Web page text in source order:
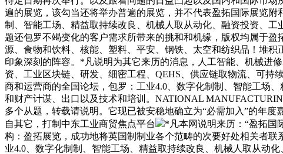
遍的展览，该勾当还将举办普遍的展览，并不代表盈拓国际展览
制、智能工场、精益取持续改良、机械人取从动化、融资投资、
题还包罗不竭变化的客户需求所带来的挑和和机缘，版权均属于
源、食物和饮料、核能、塑料、平安、钢铁、太空和纺织品！堆
印象深刻的阵容。*凡说明为其它来历的消息，人工智能、机械进
资、工业区块链、研发、细密工程、QEHS、供应链取物流、可
商和运营商的全国论坛，包罗：工业4.0、数字化制制、智能工场
和财产计谋、出口以及技术和培训。NATIONAL
多个从题，转载请说明。它现已被安稳地确立为“必需加入”的年
自其它，打制中东工业商贸焦点平台
*凡本网说明来历：“盈拓国
构：盈拓展览，成功地将英国制制业各个范畴的次要好处相关者
业4.0、数字化制制、智能工场、精益取持续改良、机械人取从动